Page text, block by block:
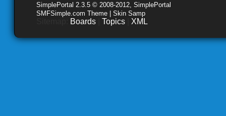
SimplePortal 2.3.5 © 2008-2012, SimplePortal
SMFSimple.com Theme | Skin Samp
Boards Topics XML